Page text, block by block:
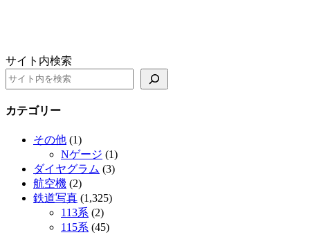
サイト内検索
カテゴリー
その他 (1)
Nゲージ (1)
ダイヤグラム (3)
航空機 (2)
鉄道写真 (1,325)
113系 (2)
115系 (45)